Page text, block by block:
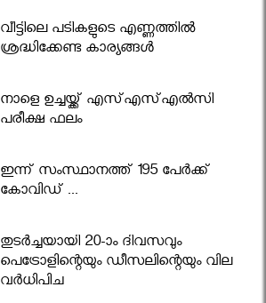
വീട്ടിലെ പടികളുടെ എണ്ണത്തിൽ
ശ്രദ്ധിക്കേണ്ട കാര്യങ്ങൾ
നാളെ ഉച്ചയ്ക്ക് എസ്എസ്എല്‍സി
പരീക്ഷ ഫലം
ഇന്ന് സംസ്ഥാനത്ത് 195 പേര്‍ക്ക്
കോവിഡ് ...
തുടർച്ചയായി 20-ാം ദിവസവും
പെട്രോളിന്റെയും ഡീസലിന്റെയും വില
വര്‍ധിപ്പിച്ചു